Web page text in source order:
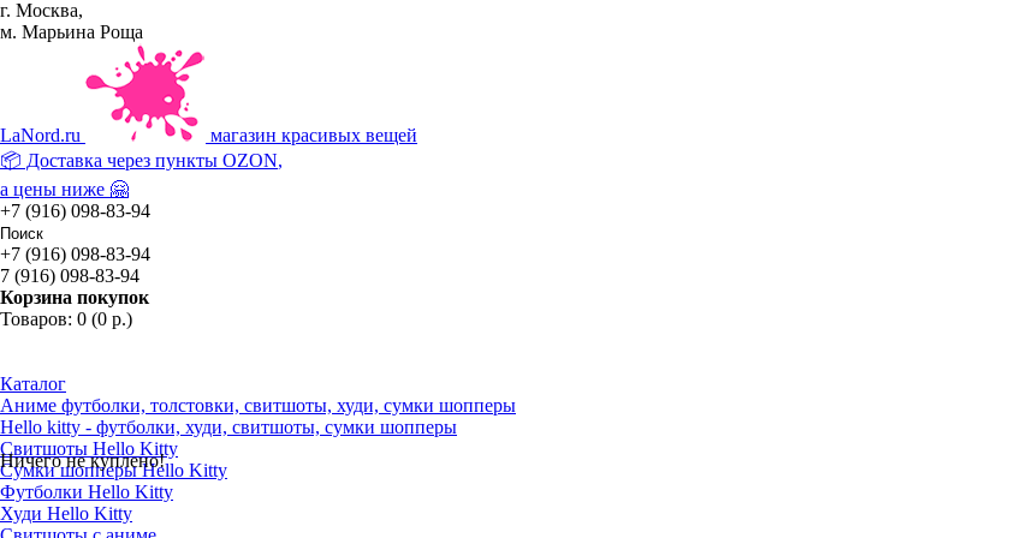
г. Москва,
м. Марьина Роща
LaNord.ru
магазин красивых вещей
📦 Доставка через пункты OZON,
а цены ниже 🤗
+7 (916) 098-83-94
+7 (916) 098-83-94
7 (916) 098-83-94
Корзина покупок
Товаров: 0 (0 р.)
Ничего не куплено!
Каталог
Аниме футболки, толстовки, свитшоты, худи, сумки шопперы
Hello kitty - футболки, худи, свитшоты, сумки шопперы
Свитшоты Hello Kitty
Сумки шопперы Hello Kitty
Футболки Hello Kitty
Худи Hello Kitty